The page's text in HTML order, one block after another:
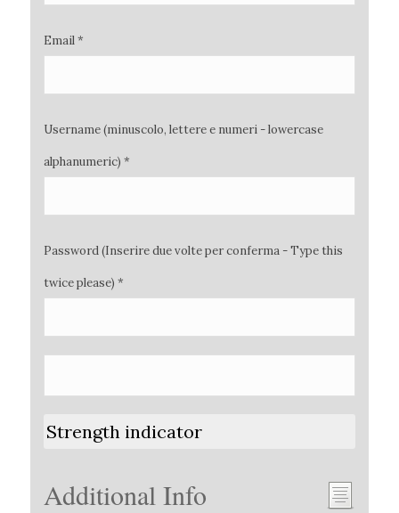
Email *
Username (minuscolo, lettere e numeri - lowercase
alphanumeric) *
Password (Inserire due volte per conferma - Type this
twice please) *
Strength indicator
Additional Info